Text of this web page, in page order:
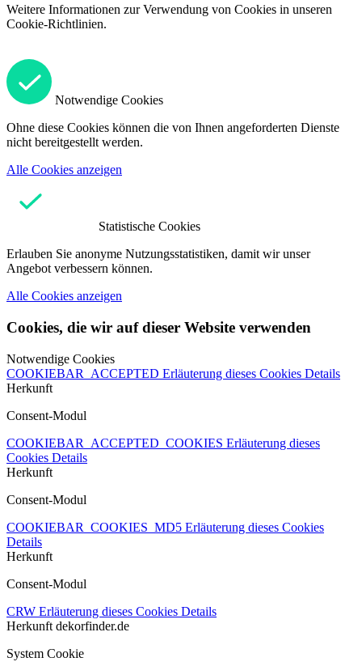
Weitere Informationen zur Verwendung von Cookies in unseren
Cookie-Richtlinien.
Notwendige Cookies
Ohne diese Cookies können die von Ihnen angeforderten Dienste
nicht bereitgestellt werden.
Alle Cookies anzeigen
Statistische Cookies
Erlauben Sie anonyme Nutzungsstatistiken, damit wir unser
Angebot verbessern können.
Alle Cookies anzeigen
Cookies, die wir auf dieser Website verwenden
Notwendige Cookies
COOKIEBAR_ACCEPTED Erläuterung dieses Cookies Details
Herkunft
Consent-Modul
COOKIEBAR_ACCEPTED_COOKIES Erläuterung dieses
Cookies Details
Herkunft
Consent-Modul
COOKIEBAR_COOKIES_MD5 Erläuterung dieses Cookies
Details
Herkunft
Consent-Modul
CRW Erläuterung dieses Cookies Details
Herkunft dekorfinder.de
System Cookie